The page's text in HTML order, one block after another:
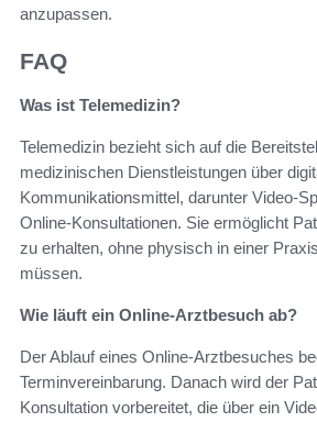
anzupassen.
FAQ
Was ist Telemedizin?
Telemedizin bezieht sich auf die
medizinischen Dienstleistungen über
Kommunikationsmittel, darunter Video-
Online-Konsultationen. Sie ermöglicht
zu erhalten, ohne physisch in einer
müssen.
Wie läuft ein Online-Arztbesuch ab?
Der Ablauf eines Online-Arztbesuches
Terminvereinbarung. Danach wird der
Konsultation vorbereitet, die über ein